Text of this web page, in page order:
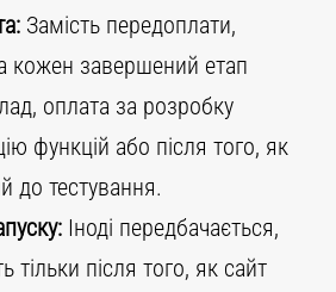
Замість передоплати,
кожен завершений етап
оплата за розробку
функцій або після того, як
до тестування.
Іноді передбачається,
тільки після того, як сайт